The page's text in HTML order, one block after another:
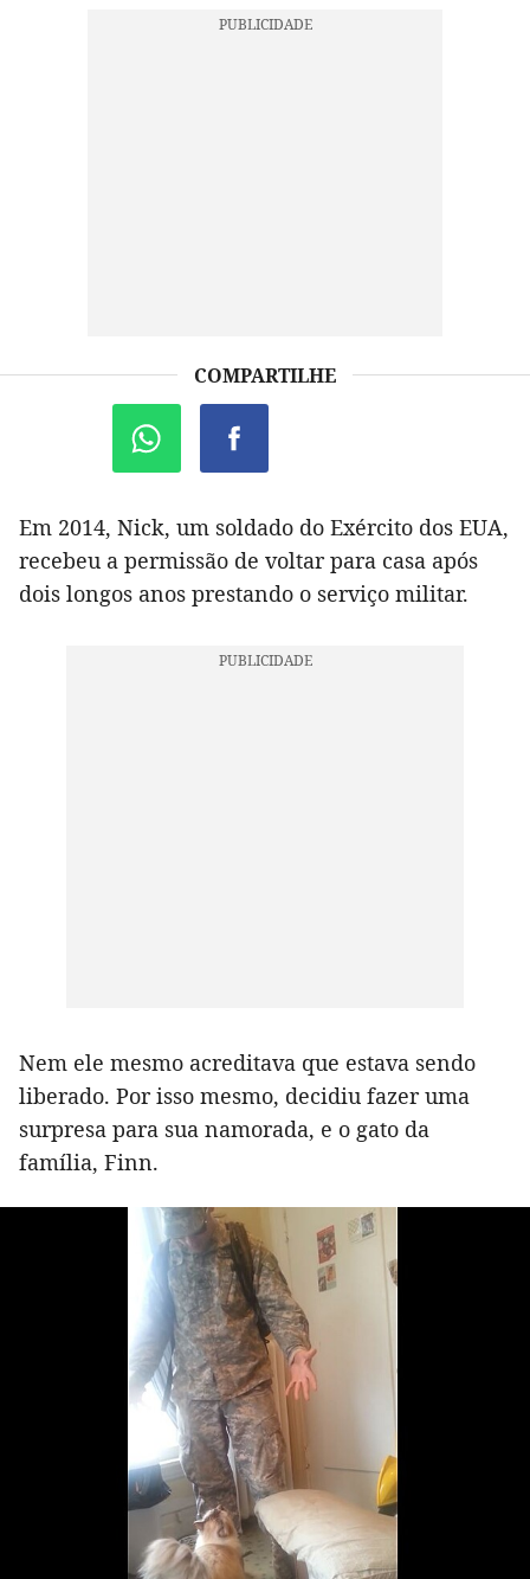
COMPARTILHE
Em 2014, Nick, um soldado do Exército dos EUA,
recebeu a permissão de voltar para casa após
dois longos anos prestando o serviço militar.
Nem ele mesmo acreditava que estava sendo
liberado. Por isso mesmo, decidiu fazer uma
surpresa para sua namorada, e o gato da
família, Finn.